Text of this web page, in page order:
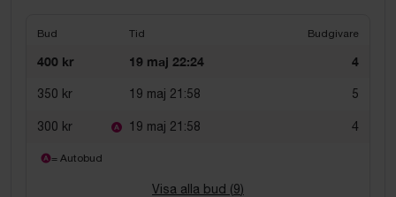
Bud Tid Budgivare
400 kr 19 maj 22:24 4
350 kr 19 maj 21:58 5
300 kr 19 maj 21:58 4
= Autobud
Visa alla bud (9)